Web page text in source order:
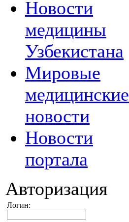
Новости
медицины
Узбекистана
Мировые
медицинские
новости
Новости
портала
Авторизация
Логин: